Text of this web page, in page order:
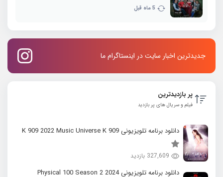
5 ماه قبل
جدیدترین اخبار سایت در اینستاگرام ما
پر بازدیدترین
فیلم و سریال های پر بازدید
دانلود برنامه تلویزیونی K 909 2022 Music Universe K 909
327,609 بازدید
دانلود برنامه تلویزیونی 2024 Physical 100 Season 2